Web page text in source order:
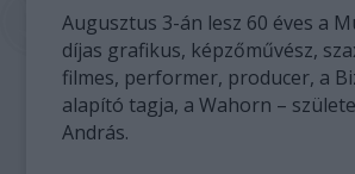
Augusztus 3-án lesz 60 éves a
díjas grafikus, képzőművész,
filmes, performer, producer, a
alapító tagja, a Wahorn –
András.